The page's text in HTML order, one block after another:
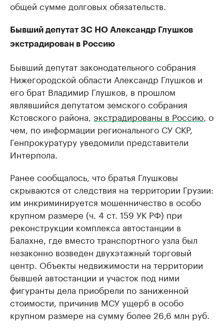
общей сумме долговых обязательств.
Бывший депутат ЗС НО Александр Глушков
экстрадирован в Россию
Бывший депутат законодательного собрания
Нижегородской области Александр Глушков и
его брат Владимир Глушков, в прошлом
являвшийся депутатом земского собрания
Кстовского района, экстрадированы в Россию, о
чем, по информации регионального СУ СКР,
Генпрокуратуру уведомили представители
Интерпола.
Ранее сообщалось, что братья Глушковы
скрываются от следствия на территории Грузии:
им инкриминируется мошенничество в особо
крупном размере (ч. 4 ст. 159 УК РФ) при
реконструкции комплекса автостанции в
Балахне, где вместо транспортного узла был
незаконно возведен двухэтажный торговый
центр. Объекты недвижимости на территории
бывшей автостанции и участок под ними
фигуранты дела приобрели по заниженной
стоимости, причинив МСУ ущерб в особо
крупном размере на сумму более 26,6 млн руб.